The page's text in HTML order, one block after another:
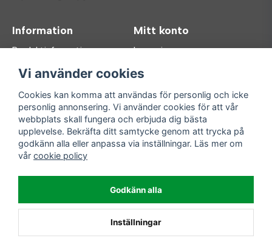
Information
Produktinformation
FAQ
Mitt konto
Logga in
Glömt lösenord?
Följ oss
Facebook
Instagram
Handla enkelt
Enkla leveranser
Vi använder cookies
Cookies kan komma att användas för personlig och icke
personlig annonsering. Vi använder cookies för att vår
webbplats skall fungera och erbjuda dig bästa
upplevelse. Bekräfta ditt samtycke genom att trycka på
godkänn alla eller anpassa via inställningar. Läs mer om
vår cookie policy
Godkänn alla
Inställningar